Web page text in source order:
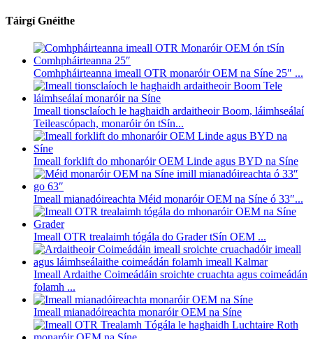
Táirgí Gnéithe
Comhpháirteanna imeall OTR monaróir OEM na Síne 25″ ...
Imeall tionsclaíoch le haghaidh ardaitheoir Boom, láimhseálaí
Teileascópach, monaróir ón tSín...
Imeall forklift do mhonaróir OEM Linde agus BYD na Síne
Imeall mianadóireachta Méid monaróir OEM na Síne ó 33″...
Imeall OTR trealaimh tógála do Grader tSín OEM ...
Imeall Ardaithe Coimeádáin sroichte cruachta agus coimeádán
folamh ...
Imeall mianadóireachta monaróir OEM na Síne